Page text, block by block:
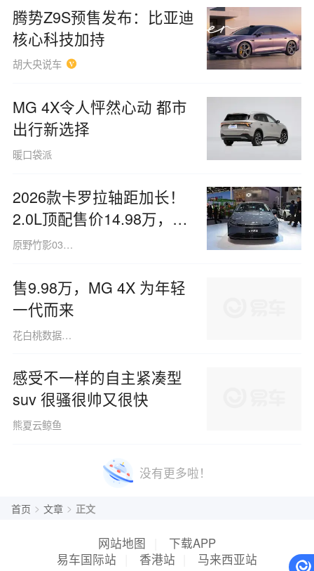
腾势Z9S预售发布：比亚迪
核心科技加持
胡大央说车
MG 4X令人怦然心动 都市
出行新选择
暖口袋派
2026款卡罗拉轴距加长！
2.0L顶配售价14.98万，究
竟谁在支付智商税
原野竹影030929
售9.98万，MG 4X 为年轻
一代而来
花白桃数据091013
感受不一样的自主紧凑型
suv 很骚很帅又很快
熊夏云鲸鱼
没有更多啦！
首页 > 文章 > 正文
网站地图
下载APP
易车国际站
香港站 马来西亚站